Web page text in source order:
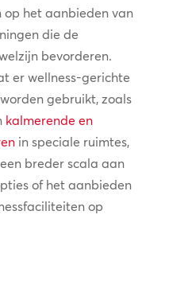
op het aanbieden van
die de
bevorderen.
er wellness-gerichte
gebruikt, zoals
kalmerende en
in speciale ruimtes,
breder scala aan
of het aanbieden
op